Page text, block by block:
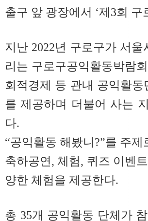
출구 앞 광장에서 ‘제3회
지난 2022년 구로구가 서
리는 구로구공익활동박람
회적경제 등 관내 공익활
를 제공하며 더불어 사는
다.
“공익활동 해봤니?”를 주
축하공연, 체험, 퀴즈 이벤
양한 체험을 제공한다.
총 35개 공익활동 단체가